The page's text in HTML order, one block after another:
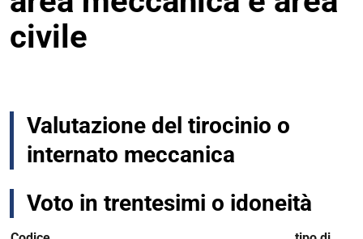
civile
Valutazione del tirocinio o
internato meccanica
Voto in trentesimi o idoneità